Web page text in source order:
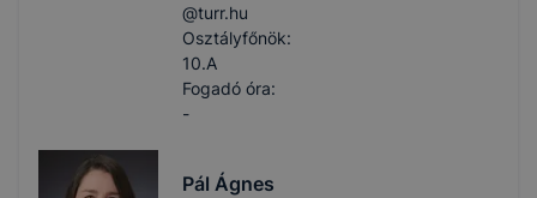
@turr.hu
Osztályfőnök:
10.A
Fogadó óra:
-
Pál Ágnes